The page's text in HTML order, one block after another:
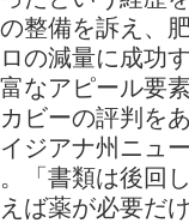
整備を訴え、
の減量に成功
なアピール要
ビーの評判を
ジアナ州ニュ
「書類は後回
ば薬が必要だ